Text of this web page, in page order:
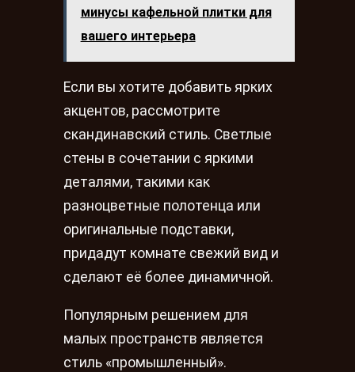
минусы кафельной плитки для
вашего интерьера
Если вы хотите добавить ярких
акцентов, рассмотрите
скандинавский стиль. Светлые
стены в сочетании с яркими
деталями, такими как
разноцветные полотенца или
оригинальные подставки,
придадут комнате свежий вид и
сделают её более динамичной.
Популярным решением для
малых пространств является
стиль «промышленный».